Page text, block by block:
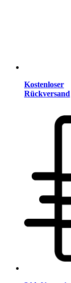
Kostenloser
Rückversand